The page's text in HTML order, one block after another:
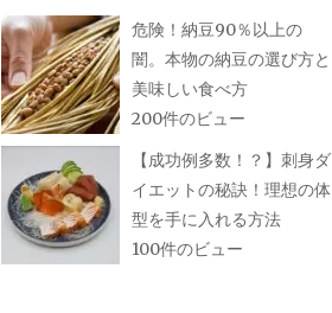
危険！納豆90％以上の
闇。本物の納豆の選び方と
美味しい食べ方
200件のビュー
【成功例多数！？】刺身ダ
イエットの秘訣！理想の体
型を手に入れる方法
100件のビュー